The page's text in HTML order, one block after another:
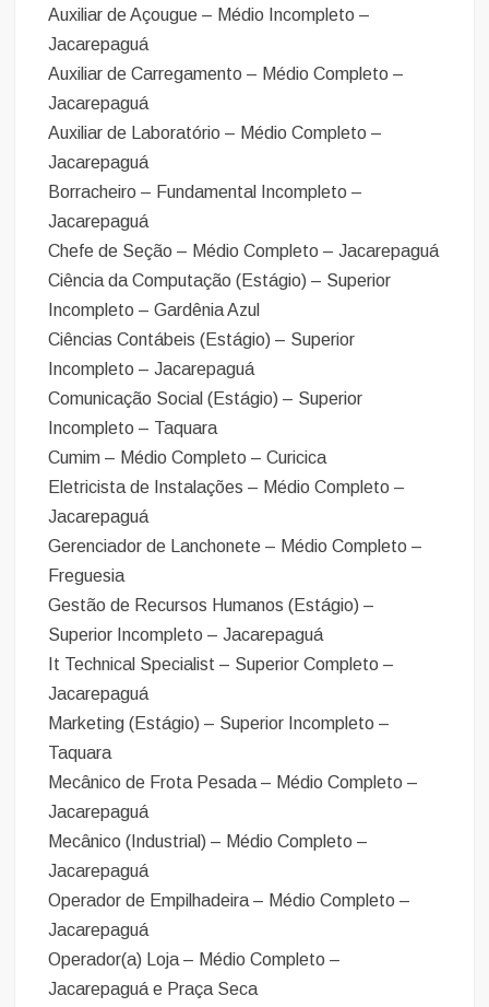
Auxiliar de Açougue – Médio Incompleto –
Jacarepaguá
Auxiliar de Carregamento – Médio Completo –
Jacarepaguá
Auxiliar de Laboratório – Médio Completo –
Jacarepaguá
Borracheiro – Fundamental Incompleto –
Jacarepaguá
Chefe de Seção – Médio Completo – Jacarepaguá
Ciência da Computação (Estágio) – Superior
Incompleto – Gardênia Azul
Ciências Contábeis (Estágio) – Superior
Incompleto – Jacarepaguá
Comunicação Social (Estágio) – Superior
Incompleto – Taquara
Cumim – Médio Completo – Curicica
Eletricista de Instalações – Médio Completo –
Jacarepaguá
Gerenciador de Lanchonete – Médio Completo –
Freguesia
Gestão de Recursos Humanos (Estágio) –
Superior Incompleto – Jacarepaguá
It Technical Specialist – Superior Completo –
Jacarepaguá
Marketing (Estágio) – Superior Incompleto –
Taquara
Mecânico de Frota Pesada – Médio Completo –
Jacarepaguá
Mecânico (Industrial) – Médio Completo –
Jacarepaguá
Operador de Empilhadeira – Médio Completo –
Jacarepaguá
Operador(a) Loja – Médio Completo –
Jacarepaguá e Praça Seca